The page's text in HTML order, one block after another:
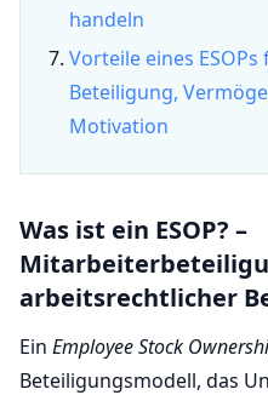
handeln
Vorteile eines
Beteiligung,
Motivation
Was ist ein ESOP? –
arbeitsrechtlicher
Ein Employee Stock
Beteiligungsmodell, das